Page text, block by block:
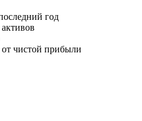
год
от чистой прибыли